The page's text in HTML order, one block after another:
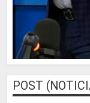
POST